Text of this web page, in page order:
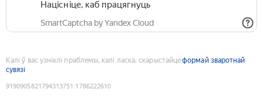
Націсніце, каб працягнуць
SmartCaptcha by Yandex Cloud
Калі ў вас узніклі праблемы, калі ласка, скарыстайцеформай зваротнай
сувязі
9190905821794313751 :1786222610